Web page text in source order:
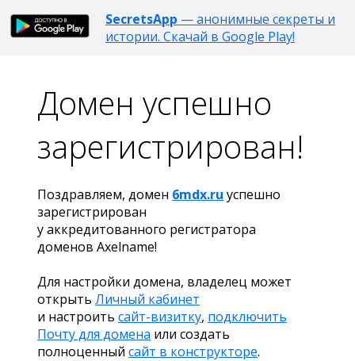
SecretsApp — анонимные секреты и
истории. Скачай в Google Play!
Домен успешно
зарегистрирован!
Поздравляем, домен 6mdx.ru успешно
зарегистрирован
у аккредитованного регистратора
доменов Axelname!
Для настройки домена, владелец может
открыть Личный кабинет
и настроить сайт-визитку, подключить
Почту для домена или создать
полноценный сайт в конструкторе.